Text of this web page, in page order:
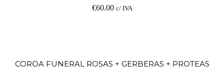
€60.00 c/ IVA
COROA FUNERAL ROSAS + GERBERAS + PROTEAS